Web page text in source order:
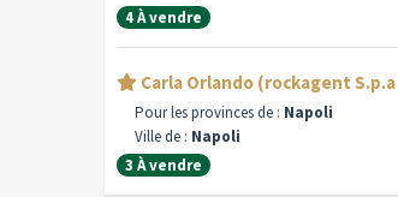
4 À vendre
Carla Orlando (rockagent S.p.a
Pour les provinces de : Napoli
Ville de : Napoli
3 À vendre